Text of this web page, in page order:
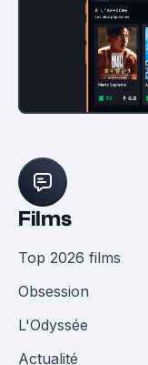
Films
Top 2026 films
Obsession
L'Odyssée
Actualité